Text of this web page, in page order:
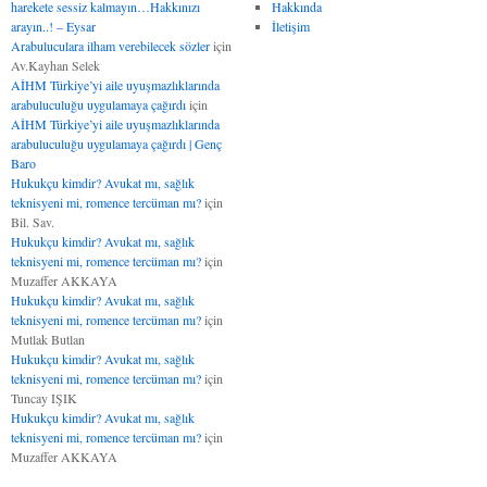
harekete sessiz kalmayın…Hakkınızı
arayın..! – Eysar
Arabuluculara ilham verebilecek sözleriçin
Av.Kayhan Selek
AİHM Türkiye’yi aile uyuşmazlıklarında
arabuluculuğu uygulamaya çağırdıiçin
AİHM Türkiye’yi aile uyuşmazlıklarında
arabuluculuğu uygulamaya çağırdı | Genç
Baro
Hukukçu kimdir? Avukat mı, sağlık
teknisyeni mi, romence tercüman mı?için
Bil. Sav.
Hukukçu kimdir? Avukat mı, sağlık
teknisyeni mi, romence tercüman mı?için
Muzaffer AKKAYA
Hukukçu kimdir? Avukat mı, sağlık
teknisyeni mi, romence tercüman mı?için
Mutlak Butlan
Hukukçu kimdir? Avukat mı, sağlık
teknisyeni mi, romence tercüman mı?için
Tuncay IŞIK
Hukukçu kimdir? Avukat mı, sağlık
teknisyeni mi, romence tercüman mı?için
Muzaffer AKKAYA
Hakkında
İletişim